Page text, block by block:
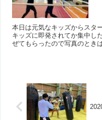
本日は元気なキッズからスタ
キッズに即発されてか集中し
ぜてもらったので写真のとき